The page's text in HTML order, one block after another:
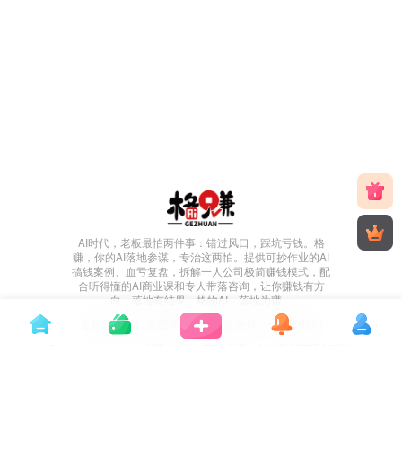
AI时代，老板最怕两件事：错过风口，踩坑亏钱。格
赚，你的AI落地参谋，专治这两怕。提供可抄作业的AI
搞钱案例、血亏复盘，拆解一人公司极简赚钱模式，配
合听得懂的AI商业课和专人带落咨询，让你赚钱有方
向，落地有结果。格物AI，落地为赚。
友链申请 广告合作 关于我们